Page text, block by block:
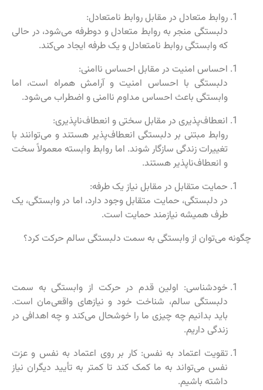
روابط متعادل در مقابل روابط نامتعادل:
دلبستگی منجر به روابط متعادل و دوطرفه می‌شود، در حالی
که وابستگی روابط نامتعادل و یک طرفه ایجاد می‌کند.
احساس امنیت در مقابل احساس ناامنی:
دلبستگی با احساس امنیت و آرامش همراه است، اما
وابستگی باعث احساس مداوم ناامنی و اضطراب می‌شود.
انعطاف‌پذیری در مقابل سختی و انعطاف‌ناپذیری:
روابط مبتنی بر دلبستگی انعطاف‌پذیر هستند و می‌توانند با
تغییرات زندگی سازگار شوند. اما روابط وابسته معمولاً سخت
و انعطاف‌ناپذیر هستند.
حمایت متقابل در مقابل نیاز یک طرفه:
در دلبستگی، حمایت متقابل وجود دارد، اما در وابستگی، یک
طرف همیشه نیازمند حمایت است.
چگونه می‌توان از وابستگی به سمت دلبستگی سالم حرکت کرد؟
خودشناسی: اولین قدم در حرکت از وابستگی به سمت
دلبستگی سالم، شناخت خود و نیازهای واقعی‌مان است.
باید بدانیم چه چیزی ما را خوشحال می‌کند و چه اهدافی در
زندگی داریم.
تقویت اعتماد به نفس: کار بر روی اعتماد به نفس و عزت
نفس می‌تواند به ما کمک کند تا کمتر به تأیید دیگران نیاز
داشته باشیم.